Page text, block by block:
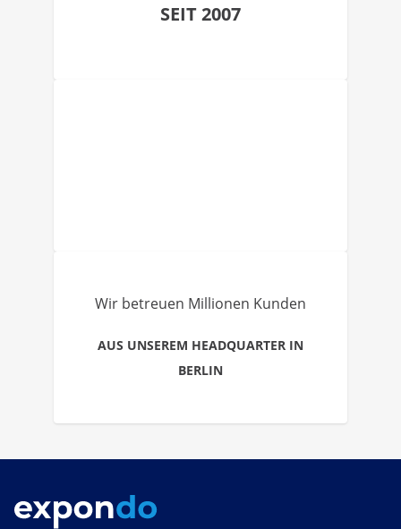
SEIT 2007
Wir betreuen Millionen Kunden
AUS UNSEREM HEADQUARTER IN
BERLIN